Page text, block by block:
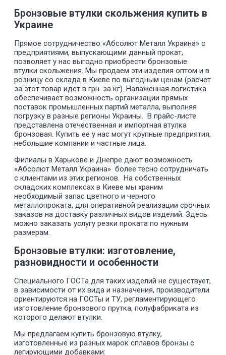
Бронзовые втулки скольжения купить в
Украине
Прямое сотрудничество «Абсолют Металл Украина» с
предприятиями, выпускающими данный прокат,
позволяет у нас выгодно приобрести бронзовые
втулки скольжения. Мы продаем эти изделия оптом и в
розницу со склада в Киеве по выгодным ценам (расчет
за этот товар идет в грн. за кг). Налаженная логистика
обеспечивает возможность организации прямых
поставок промышленных партий металла, выполняя
погрузку в разные регионы Украины. В прайс-листе
представлена отечественная и импортная втулка
бронзовая. Купить ее у нас могут крупные предприятия,
небольшие компании и частные лица.
Филиалы в Харькове и Днепре дают возможность
«Абсолют Металл Украина» более тесно сотрудничать
с клиентами из этих регионов. На собственных
складских комплексах в Киеве мы храним
необходимый запас цветного и черного
металлопроката, для оперативной реализации срочных
заказов на доставку различных видов изделий. Здесь
можно заказать услугу резки проката по нужным
размерам.
Бронзовые втулки: изготовление,
разновидности и особенности
Специального ГОСТа для таких изделий не существует,
в зависимости от их вида и назначения, производители
ориентируются на ГОСТы и ТУ, регламентирующего
изготовление бронзового прутка, полуфабриката из
которого делают втулки.
Мы предлагаем купить бронзовую втулку,
изготовленные из разных марок сплавов бронзы с
легирующими добавками: